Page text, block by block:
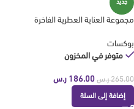
جديد
مجموعة العناية العطرية الفاخرة
بوكسات
متوفر في المخزون
265.00 ر.س 186.00 ر.س
إضافة إلى السلة